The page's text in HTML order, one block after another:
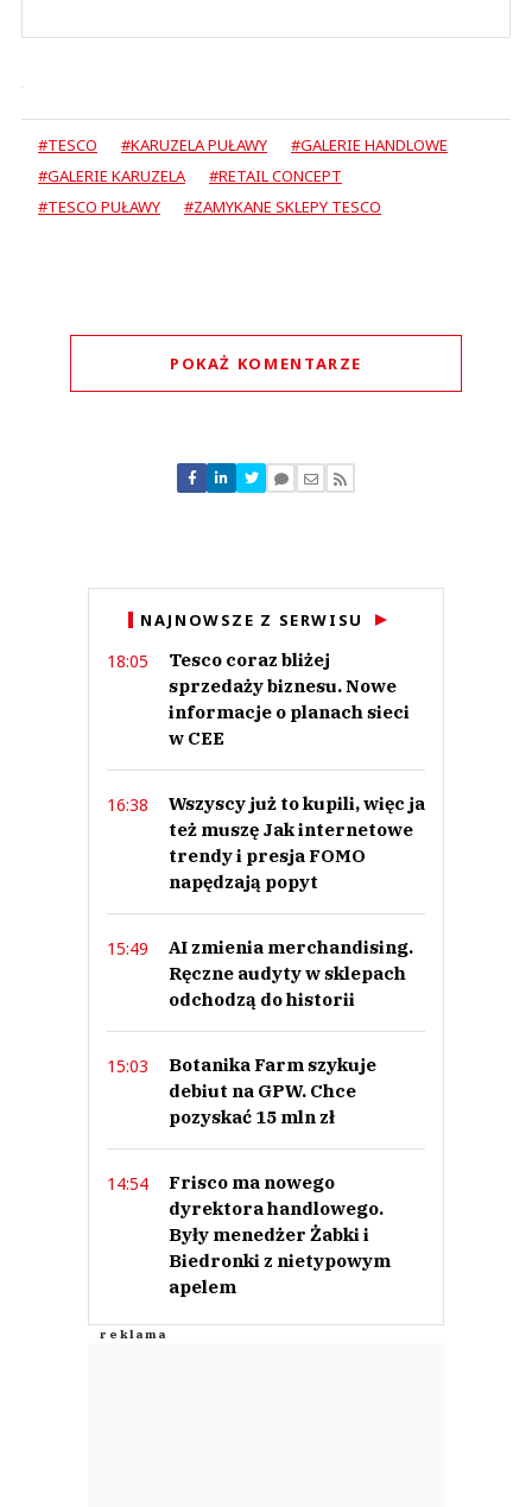
#TESCO #KARUZELA PUŁAWY
#GALERIE HANDLOWE
#GALERIE KARUZELA
#RETAIL CONCEPT
#TESCO PUŁAWY
#ZAMYKANE SKLEPY TESCO
POKAŻ KOMENTARZE
19.02.2020 / 20:31
This comment was minimized by the moderator on the site
Inwestor się wycofał. (fragment komentarza niezgodny z regulaminem
forum) z tego będzie.
piotrek pan
Odpowiedz
0
CudnyAdam
10.12.2019 / 08:04
This comment was minimized by the moderator on the site
może w końcu powstanie jakieś normalne kino, chociaż szanse są mizerne.
się fantastycznie.
CudnyAdam
Odpowiedz
0
0
Nie znaleziono komentarzy
Zostaw swoje komentarze
Imię (Wymagane)
NAJNOWSZE Z SERWISU
18:05
Tesco coraz bliżej
sprzedaży biznesu. Nowe
informacje o planach sieci
w CEE
16:38
Wszyscy już to kupili, więc ja
też muszę Jak internetowe
trendy i presja FOMO
napędzają popyt
15:49
AI zmienia merchandising.
Ręczne audyty w sklepach
odchodzą do historii
15:03
Botanika Farm szykuje
debiut na GPW. Chce
pozyskać 15 mln zł
14:54
Frisco ma nowego
dyrektora handlowego.
Były menedżer Żabki i
Biedronki z nietypowym
apelem